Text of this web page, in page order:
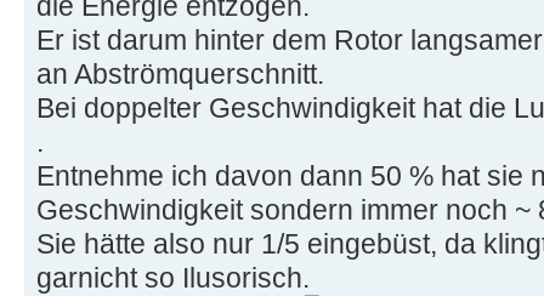
Er ist darum hinter dem Rotor
an Abströmquerschnitt.
Bei doppelter Geschwindigkeit hat die
.
Entnehme ich davon dann 50 % hat sie
Geschwindigkeit sondern immer noch ~
Sie hätte also nur 1/5 eingebüst, da
garnicht so Ilusorisch.